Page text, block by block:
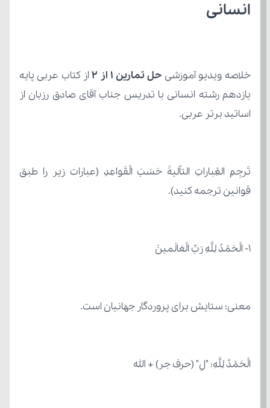
انسانی
خلاصه ویدیو آموزشی حل تمارین 1 از 2
اساتید برتر عربی.
قوانین ترجمه کنید).
۱- الْحَمْدُ لِلَّهِ رَبِّ الْعَالَمینَ
معنی: ستایش برای پروردگار جهانیان است.
الْحَمْدُ لِلَّهِ: "لِ" (حرف جر) + الله